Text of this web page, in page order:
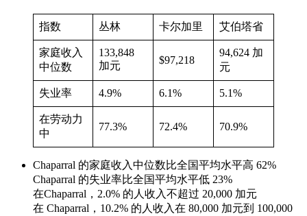
指数 丛林 卡尔加里 艾伯塔省
家庭收入
中位数
133,848
加元
$97,218
94,624 加
元
失业率 4.9% 6.1% 5.1%
在劳动力
中
77.3% 72.4% 70.9%
Chaparral 的家庭收入中位数比全国平均水平高 62%
Chaparral 的失业率比全国平均水平低 23%
在Chaparral，2.0% 的人收入不超过 20,000 加元
在 Chaparral，10.2% 的人收入在 80,000 加元到 100,000